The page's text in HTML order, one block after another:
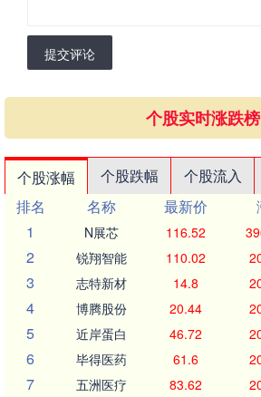
提交评论
个股实时涨跌榜
个股涨幅 个股跌幅 个股流入
排名
名称 最新价
1
N展芯 116.52
2 锐翔智能 110.02
3 志特新材 14.8
4 博腾股份 20.44
5 近岸蛋白 46.72
6 毕得医药 61.6
7 五洲医疗 83.62